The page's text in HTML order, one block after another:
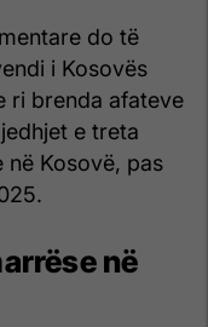
do të
i Kosovës
ri brenda afateve
e treta
në Kosovë, pas
në